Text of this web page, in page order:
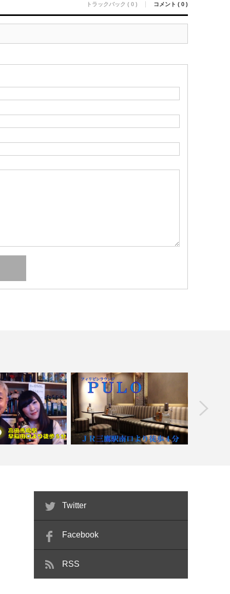
トラックバック ( 0 ) コメント ( 0 )
【三鷹】フィリピンラウンジ PULO
Twitter
Facebook
RSS